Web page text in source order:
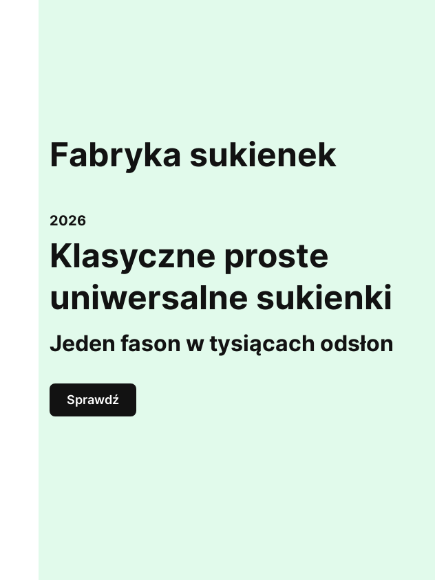
Fabryka sukienek
2026
Klasyczne proste
uniwersalne sukienki
Jeden fason w tysiącach odsłon
Sprawdź